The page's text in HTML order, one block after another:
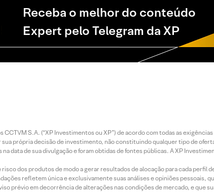
Receba o melhor do conteúdo
Expert pelo Telegram da XP
S.A. (“XP Investimentos ou XP”) de acordo com todas as
própria decisão de investimento, não constituindo qualquer tipo de
data de sua divulgação e foram obtidas de fontes públicas. A XP
dos produtos de modo a gerar resultados de alocação para cada perfil
refletem única e exclusivamente suas análises e opiniões pessoais,
prévio em decorrência de alterações nas condições de mercado, e que